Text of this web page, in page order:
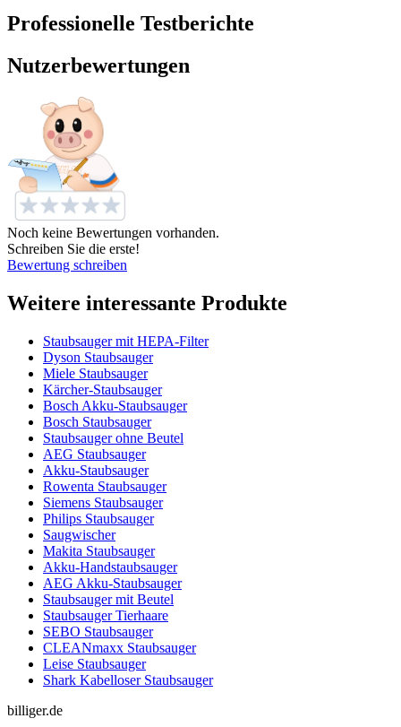
Professionelle Testberichte
Nutzerbewertungen
Noch keine Bewertungen vorhanden.
Schreiben Sie die erste!
Bewertung schreiben
Weitere interessante Produkte
Staubsauger mit HEPA-Filter
Dyson Staubsauger
Miele Staubsauger
Kärcher-Staubsauger
Bosch Akku-Staubsauger
Bosch Staubsauger
Staubsauger ohne Beutel
AEG Staubsauger
Akku-Staubsauger
Rowenta Staubsauger
Siemens Staubsauger
Philips Staubsauger
Saugwischer
Makita Staubsauger
Akku-Handstaubsauger
AEG Akku-Staubsauger
Staubsauger mit Beutel
Staubsauger Tierhaare
SEBO Staubsauger
CLEANmaxx Staubsauger
Leise Staubsauger
Shark Kabelloser Staubsauger
billiger.de